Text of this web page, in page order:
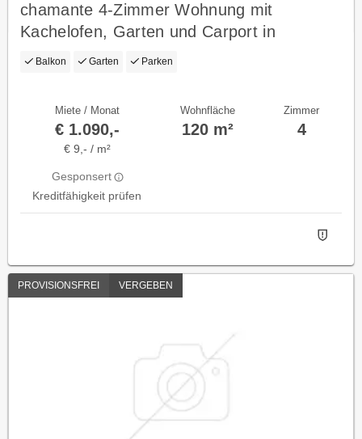
chamante 4-Zimmer Wohnung mit
Kachelofen, Garten und Carport in
Ruhelage
Balkon Garten Parken
Miete / Monat
€ 1.090,-
€ 9,- / m²
Gesponsert
Kreditfähigkeit prüfen
Wohnfläche
120 m²
Zimmer
4
PROVISIONSFREI VERGEBEN